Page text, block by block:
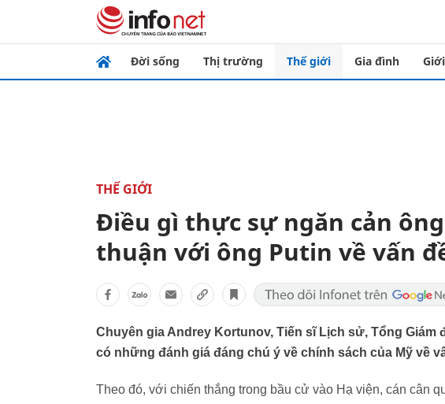
Đời sống Thị trường Thế giới Gia đình
THẾ GIỚI
Điều gì thực sự ngăn cản
thuận với ông Putin về vấn
Chuyên gia Andrey Kortunov, Tiến sĩ Lịch sử, Tổng Giám
có những đánh giá đáng chú ý về chính sách của Mỹ về
Theo đó, với chiến thắng trong bầu cử vào Hạ viện, cán cân